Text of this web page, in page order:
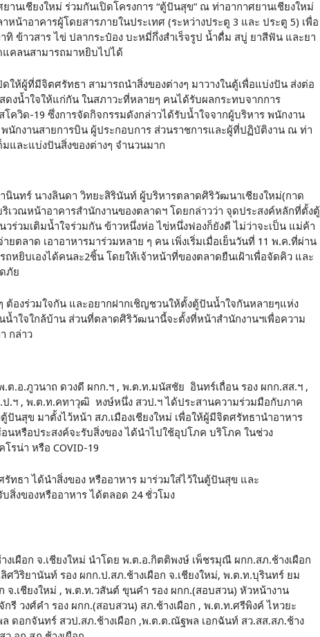
านเชียงใหม่ ร่วมกันเปิดโครงการ “ตู้ปันสุข” ณ ท่าอากาศยานเชียงใหม่
น้าอาคารผู้โดยสารภายในประเทศ (ระหว่างประตู 3 และ ประตู 5) เพื่อ
ทิ ข้าวสาร ไข่ ปลากระป๋อง บะหมี่กึ่งสำเร็จรูป น้ำดื่ม สบู่ ยาสีฟัน และยา
แคลนสามารถมาหยิบไปได้
ให้ผู้ที่มีจิตศรัทธา สามารถนำสิ่งของต่างๆ มาวางในตู้เพื่อแบ่งปัน ส่งต่อ
งน้ำใจให้แก่กัน ในสภาวะที่หลายๆ คนได้รับผลกระทบจากการ
ควิด-19 ซึ่งการจัดกิจกรรมดังกล่าวได้รับน้ำใจจากผู้บริหาร พนักงาน
พนักงานสายการบิน ผู้ประกอบการ ส่วนราชการและผู้ที่ปฏิบัติงาน ณ ท่า
มและแบ่งปันสิ่งของต่างๆ จำนวนมาก
นทร์ นางลินดา วิทยะสิรินันท์ ผู้บริหารตลาดศิริวัฒนาเชียงใหม่(กาด
เวณหน้าอาคารสำนักงานของตลาดฯ โดยกล่าวว่า จุดประสงค์หลักที่ตั้งตู้
ร่วมเติมน้ำใจร่วมกัน ข้าวหนึ่งห่อ ไข่หนึ่งฟองก็ยังดี ไม่ว่าจะเป็น แม่ค้า
ตลาด เอาอาหารมาร่วมหลาย ๆ คน เพิ่งเริ่มเมื่อเย็นวันที่ 11 พ.ค.ที่ผ่าน
ถหยิบเองได้คนละ2ชิ้น โดยให้เจ้าหน้าที่ของตลาดยืนเฝ้าเพื่อจัดคิว และ
ภัย
ต้องร่วมใจกัน และอยากฝากเชิญชวนให้ตั้งตู้ปันน้ำใจกันหลายๆแห่ง
ำใจใกล้บ้าน ส่วนที่ตลาดศิริวัฒนานี้จะตั้งที่หน้าสำนักงานฯเพื่อความ
กล่าว
.ต.อ.ภูวนาถ ดวงดี ผกก.ฯ , พ.ต.ท.มนัสชัย อินทร์เถื่อน รอง ผกก.สส.ฯ ,
.ฯ , พ.ต.ท.คทาวุฒิ หงษ์หนึ่ง สวป.ฯ ได้ประสานความร่วมมือกับภาค
นสุข มาตั้งไว้หน้า สภ.เมืองเชียงใหม่ เพื่อให้ผู้มีจิตศรัทธานำอาหาร
นหรือประสงค์จะรับสิ่งของ ได้นำไปใช้อุปโภค บริโภค ในช่วง
รน่า หรือ COVID-19
ทธา ได้นำสิ่งของ หรืออาหาร มาร่วมใส่ไว้ในตู้ปันสุข และ
สิ่งของหรืออาหาร ได้ตลอด 24 ชั่วโมง
งเผือก จ.เชียงใหม่ นำโดย พ.ต.อ.กิตติพงษ์ เพ็ชรมุณี ผกก.สภ.ช้างเผือก
ศวิริยานันท์ รอง ผกก.ป.สภ.ช้างเผือก จ.เชียงใหม่, พ.ต.ท.บุรินทร์ ยม
จ.เชียงใหม่ , พ.ต.ท.วสันต์ ขุนคำ รอง ผกก.(สอบสวน) หัวหน้างาน
รี วงศ์คำ รอง ผกก.(สอบสวน) สภ.ช้างเผือก , พ.ต.ท.ศรีพิงค์ ไหวยะ
ล ดอกจันทร์ สวป.สภ.ช้างเผือก ,พ.ต.ต.ณัฐพล เอกฉันท์ สว.สส.สภ.ช้าง